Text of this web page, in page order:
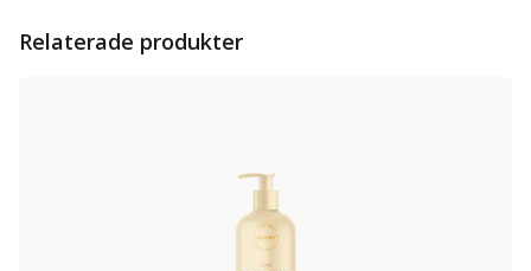
Relaterade produkter